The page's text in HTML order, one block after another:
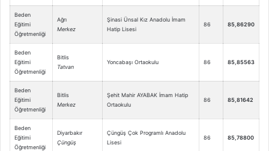
Beden
Eğitimi
Öğretmenliği
Ağrı
Merkez
Şinasi Ünsal Kız Anadolu İmam
Hatip Lisesi
86 85,86290
Beden
Eğitimi
Öğretmenliği
Bitlis
Tatvan
Yoncabaşı Ortaokulu 86 85,85563
Beden
Eğitimi
Öğretmenliği
Bitlis
Merkez
Şehit Mahir AYABAK İmam Hatip
Ortaokulu
86 85,81642
Beden
Eğitimi
Öğretmenliği
Diyarbakır
Çüngüş
Çüngüş Çok Programlı Anadolu
Lisesi
86 85,78800